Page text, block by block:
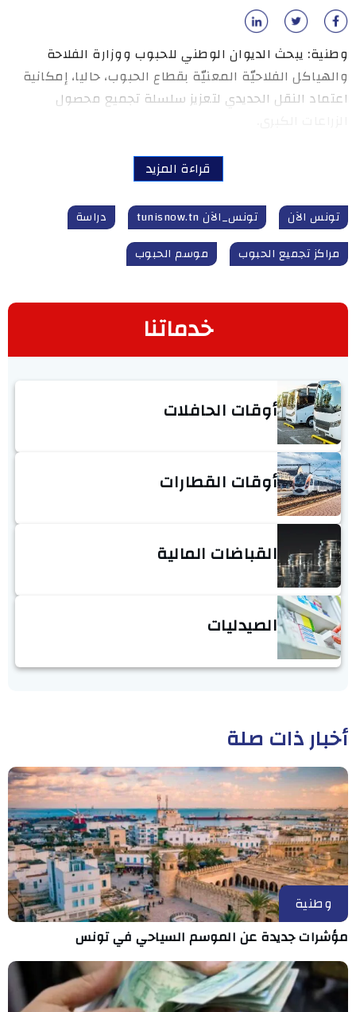
وطنية: يبحث الديوان الوطني للحبوب ووزارة الفلاحة
والهياكل الفلاحيّة المعنيّة بقطاع الحبوب، حاليا، إمكانية
اعتماد النقل الحديدي لتعزيز سلسلة تجميع محصول
قراءة المزيد
تونس الآن تونس_الآن tunisnow.tn
دراسة
مراكز تجميع الحبوب
موسم الحبوب
خدماتنا
أوقات الحافلات
أوقات القطارات
القباضات المالية
الصيدليات
أخبار ذات صلة
وطنية
مؤشرات جديدة عن الموسم السياحي في تونس